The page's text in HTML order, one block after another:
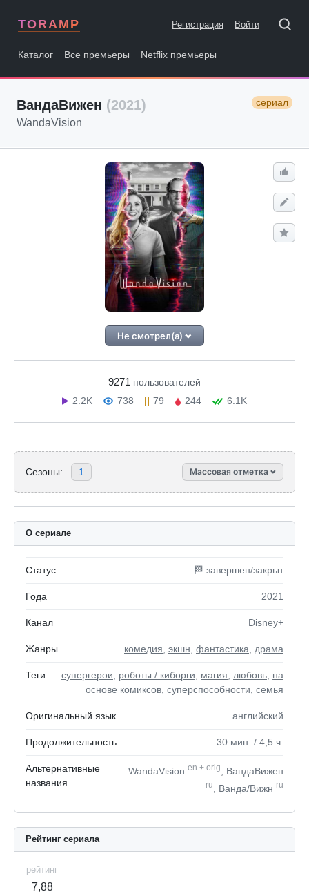
TORAMP Регистрация Войти
Каталог Все премьеры Netflix премьеры
ВандаВижен (2021) сериал
WandaVision
Не смотрел(а)
9271 пользователей
2.2K
738 79 244 6.1K
Сезоны: 1 Массовая отметка
О сериале
Статус 🏁 завершен/закрыт
Года 2021
Канал Disney+
Жанры комедия экшн фантастика драма
Теги супергерои роботы / киборги магия любовь на
основе комиксов суперспособности семья
Оригинальный язык английский
Продолжительность 30 мин. / 4,5 ч.
Альтернативные
названия
WandaVision en + orig , ВандаВижен
ru , Ванда/Вижн ru
Рейтинг сериала
рейтинг
7,88